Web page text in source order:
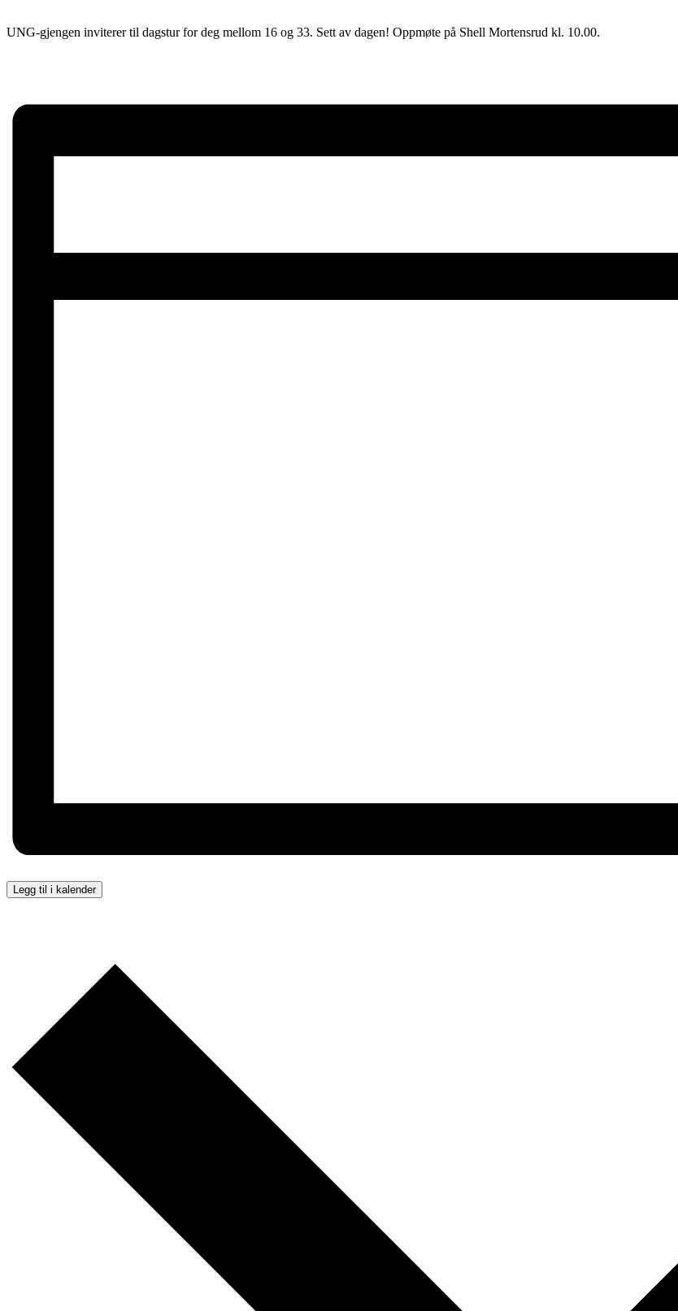
UNG-gjengen inviterer til dagstur for deg mellom 16 og 33. Sett av dagen! Oppmøte på Shell Mortensrud kl. 10.00.
Legg til i kalender